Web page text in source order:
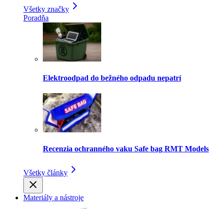
Všetky značky
Poradňa
Elektroodpad do bežného odpadu nepatrí
Recenzia ochranného vaku Safe bag RMT Models
Všetky články
Materiály a nástroje